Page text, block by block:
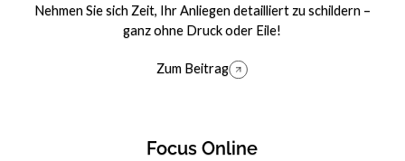
Nehmen Sie sich Zeit, Ihr Anliegen detailliert zu schildern –
ganz ohne Druck oder Eile!
Zum Beitrag
Focus Online